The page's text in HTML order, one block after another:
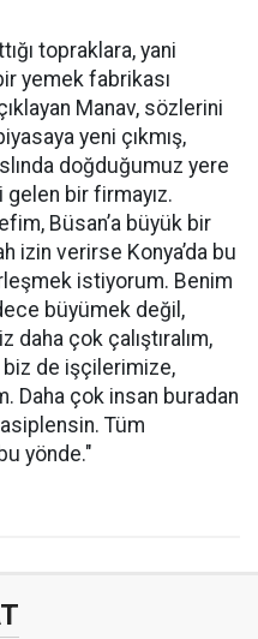
topraklara, yani
yemek fabrikası
Manav, sözlerini
yeni çıkmış,
doğduğumuz yere
bir firmayız.
Büsan’a büyük bir
izin verirse Konya’da bu
istiyorum. Benim
büyümek değil,
çok çalıştıralım,
de işçilerimize,
Daha çok insan buradan
Tüm
yönde."